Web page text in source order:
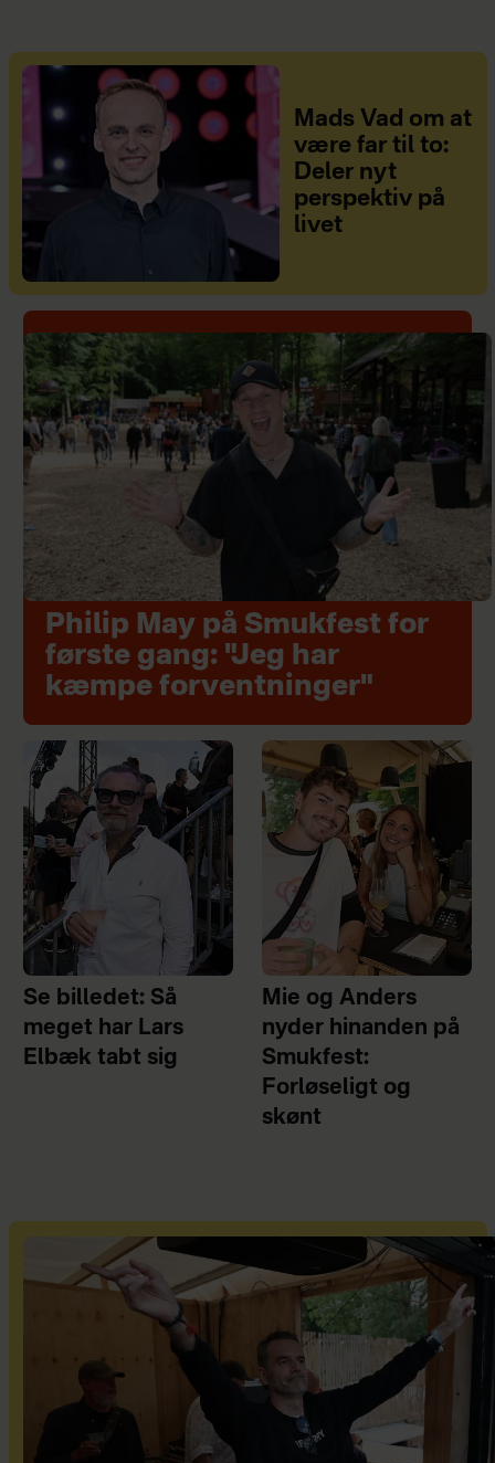
Mads Vad om at
være far til to:
Deler nyt
perspektiv på
livet
Philip May på Smukfest for
første gang: "Jeg har
kæmpe forventninger"
Se billedet: Så
meget har Lars
Elbæk tabt sig
Mie og Anders
nyder hinanden på
Smukfest:
Forløseligt og
skønt